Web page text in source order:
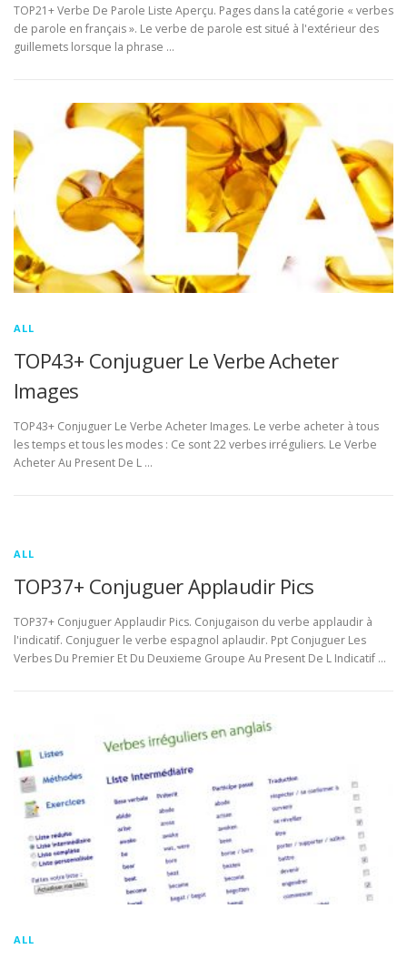
TOP21+ Verbe De Parole Liste Aperçu. Pages dans la catégorie « verbes
de parole en français ». Le verbe de parole est situé à l'extérieur des
guillemets lorsque la phrase …
ALL
TOP43+ Conjuguer Le Verbe Acheter
Images
TOP43+ Conjuguer Le Verbe Acheter Images. Le verbe acheter à tous
les temps et tous les modes : Ce sont 22 verbes irréguliers. Le Verbe
Acheter Au Present De L …
ALL
TOP37+ Conjuguer Applaudir Pics
TOP37+ Conjuguer Applaudir Pics. Conjugaison du verbe applaudir à
l'indicatif. Conjuguer le verbe espagnol aplaudir. Ppt Conjuguer Les
Verbes Du Premier Et Du Deuxieme Groupe Au Present De L Indicatif …
ALL